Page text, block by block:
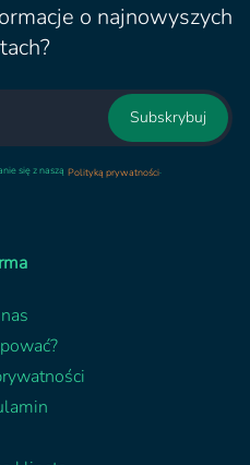
o najnowyszych
Subskrybuj
się z naszą Polityką prywatności.